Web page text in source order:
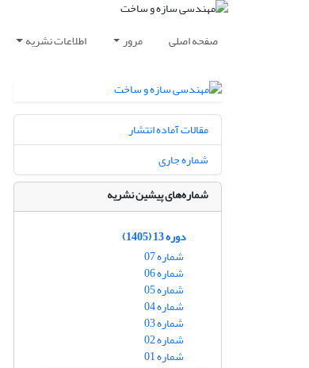
صفحه اصلی مرور اطلاعات نشریه
مقالات آماده انتشار
شماره جاری
شماره‌های پیشین نشریه
دوره 13 (1405)
شماره 07
شماره 06
شماره 05
شماره 04
شماره 03
شماره 02
شماره 01